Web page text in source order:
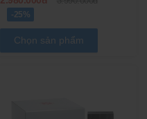
-25%
Chọn sản phẩm